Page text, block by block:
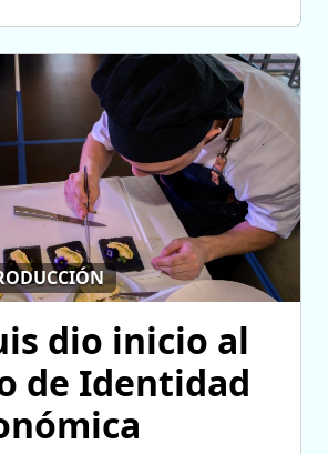
dio inicio al
de Identidad